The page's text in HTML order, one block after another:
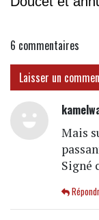
6 commentaires
Laisser un
Mais
Signé